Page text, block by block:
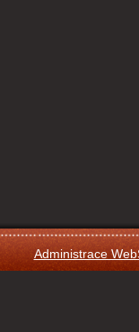
Administrace